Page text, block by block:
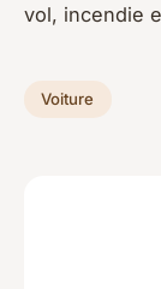
vol, incendie
Voiture